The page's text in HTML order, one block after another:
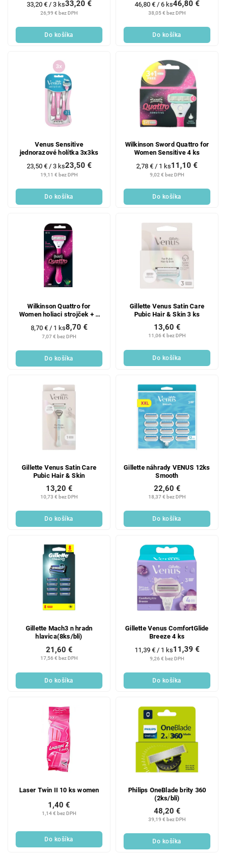
26,99 € bez DPH
33,20 €
Jednotková
cena:
33,20 € / 3 ks
Do košíka
38,05 € bez DPH
46,80 €
Jednotková
cena:
46,80 € / 6 ks
Do košíka
Venus Sensitive
jednorazové holítka 3x3ks
19,11 € bez DPH
23,50 €
Jednotková
cena:
23,50 € / 3 ks
Do košíka
Wilkinson Sword Quattro for
Women Sensitive 4 ks
9,02 € bez DPH
11,10 €
Jednotková
cena:
2,78 € / 1 ks
Do košíka
Wilkinson Quattro for
Women holiaci strojček + 1
7,07 € bez DPH
8,70 €
Jednotková
cena:
8,70 € / 1 ks
Do košíka
Gillette Venus Satin Care
Pubic Hair & Skin 3 ks
11,06 € bez DPH
13,60 €
Do košíka
Gillette Venus Satin Care
Pubic Hair & Skin
10,73 € bez DPH
13,20 €
Do košíka
Gillette náhrady VENUS 12ks
Smooth
18,37 € bez DPH
22,60 €
Do košíka
Gillette Mach3 n hradn
hlavica(8ks/bli)
17,56 € bez DPH
21,60 €
Do košíka
Gillette Venus ComfortGlide
Breeze 4 ks
9,26 € bez DPH
11,39 €
Jednotková
11,39 € / 1 ks
Do košíka
Laser Twin II 10 ks women
1,14 € bez DPH
1,40 €
Do košíka
Philips OneBlade brity 360
(2ks/bli)
39,19 € bez DPH
48,20 €
Do košíka